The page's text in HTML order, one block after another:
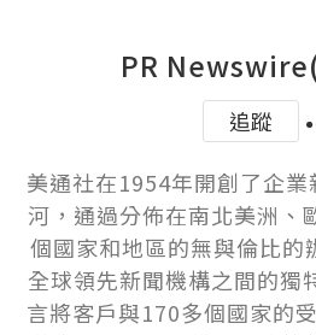
PR
追蹤
美通社在1954年開創了企
河，通過分佈在南北美洲、
個國家和地區的無與倫比的
全球領先新聞機構之間的獨
言將客戶與170多個國家的